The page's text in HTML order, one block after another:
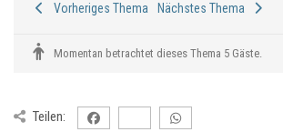
Vorheriges Thema Nächstes Thema
Momentan betrachtet dieses Thema 5 Gäste.
Teilen: